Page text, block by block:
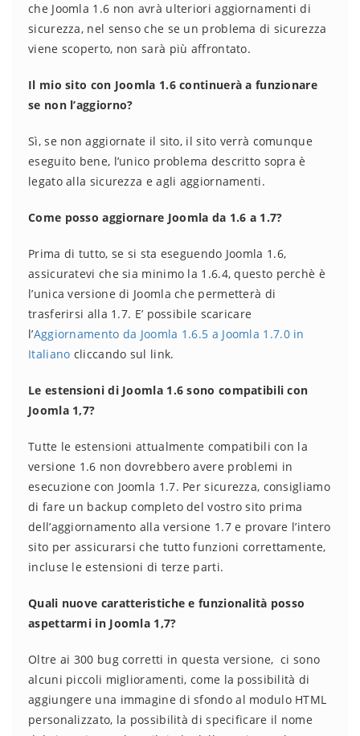
che Joomla 1.6 non avrà ulteriori aggiornamenti di
sicurezza, nel senso che se un problema di sicurezza
viene scoperto, non sarà più affrontato.
Il mio sito con Joomla 1.6 continuerà a funzionare
se non l’aggiorno?
Sì, se non aggiornate il sito, il sito verrà comunque
eseguito bene, l’unico problema descritto sopra è
legato alla sicurezza e agli aggiornamenti.
Come posso aggiornare Joomla da 1.6 a 1.7?
Prima di tutto, se si sta eseguendo Joomla 1.6,
assicuratevi che sia minimo la 1.6.4, questo perchè è
l’unica versione di Joomla che permetterà di
trasferirsi alla 1.7. E’ possibile scaricare
l’Aggiornamento da Joomla 1.6.5 a Joomla 1.7.0 in
Italiano cliccando sul link.
Le estensioni di Joomla 1.6 sono compatibili con
Joomla 1,7?
Tutte le estensioni attualmente compatibili con la
versione 1.6 non dovrebbero avere problemi in
esecuzione con Joomla 1.7. Per sicurezza, consigliamo
di fare un backup completo del vostro sito prima
dell’aggiornamento alla versione 1.7 e provare l’intero
sito per assicurarsi che tutto funzioni correttamente,
incluse le estensioni di terze parti.
Quali nuove caratteristiche e funzionalità posso
aspettarmi in Joomla 1,7?
Oltre ai 300 bug corretti in questa versione, ci sono
alcuni piccoli miglioramenti, come la possibilità di
aggiungere una immagine di sfondo al modulo HTML
personalizzato, la possibilità di specificare il nome